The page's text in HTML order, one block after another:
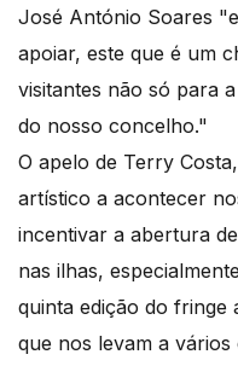
José António Soares
apoiar, este que é um
visitantes não só para
do nosso concelho."
O apelo de Terry
artístico a acontecer
incentivar a abertura
nas ilhas,
quinta edição do fringe
que nos levam a